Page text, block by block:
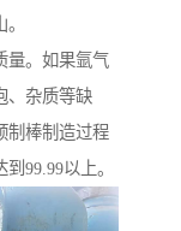
量。如果氩气
、杂质等缺
制棒制造过程
99.99以上。